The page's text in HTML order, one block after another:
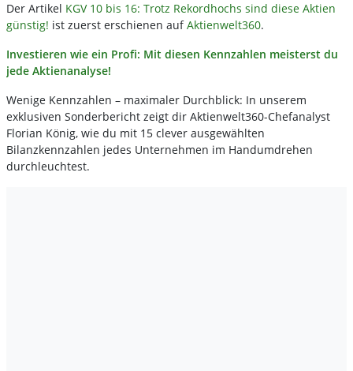
Der Artikel KGV 10 bis 16: Trotz Rekordhochs sind diese Aktien
günstig! ist zuerst erschienen aufAktienwelt360.
Investieren wie ein Profi: Mit diesen Kennzahlen meisterst du
jede Aktienanalyse!
Wenige Kennzahlen – maximaler Durchblick: In unserem
exklusiven Sonderbericht zeigt dir Aktienwelt360-Chefanalyst
Florian König, wie du mit 15 clever ausgewählten
Bilanzkennzahlen jedes Unternehmen im Handumdrehen
durchleuchtest.